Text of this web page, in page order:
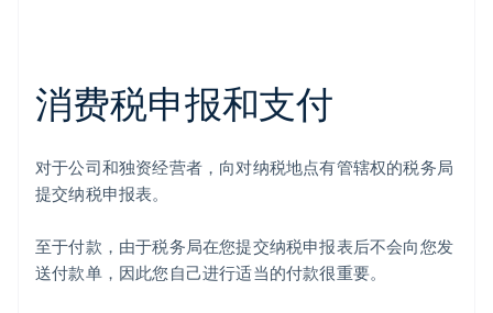
消费税申报和支付
对于公司和独资经营者，向对纳税地点有管辖权的税务局
提交纳税申报表。
至于付款，由于税务局在您提交纳税申报表后不会向您发
送付款单，因此您自己进行适当的付款很重要。